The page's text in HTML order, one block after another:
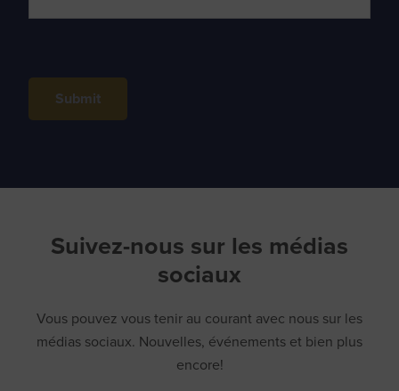
Submit
Suivez-nous sur les médias
sociaux
Vous pouvez vous tenir au courant avec nous sur les
médias sociaux. Nouvelles, événements et bien plus
encore!